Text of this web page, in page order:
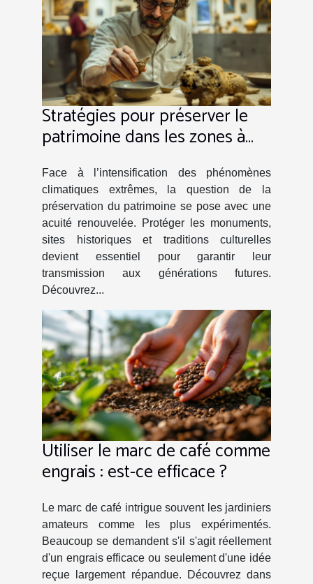
Stratégies pour préserver le
patrimoine dans les zones à
Face à l’intensification des phénomènes
climatiques extrêmes, la question de la
préservation du patrimoine se pose avec une
acuité renouvelée. Protéger les monuments,
sites historiques et traditions culturelles
devient essentiel pour garantir leur
transmission aux générations futures.
Découvrez...
Utiliser le marc de café comme
engrais : est-ce efficace ?
Le marc de café intrigue souvent les jardiniers
amateurs comme les plus expérimentés.
Beaucoup se demandent s'il s'agit réellement
d'un engrais efficace ou seulement d'une idée
reçue largement répandue. Découvrez dans